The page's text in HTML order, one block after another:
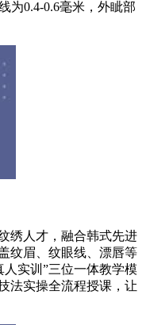
为0.4-0.6毫米，外眦部
绣人才，融合韩式先进
纹眉、纹眼线、漂唇等
实训”三位一体教学模
法实操全流程授课，让